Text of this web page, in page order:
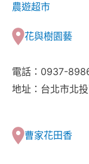
農遊超市
花與樹園藝
電話：0937-
地址：台北市北
曹家花田香